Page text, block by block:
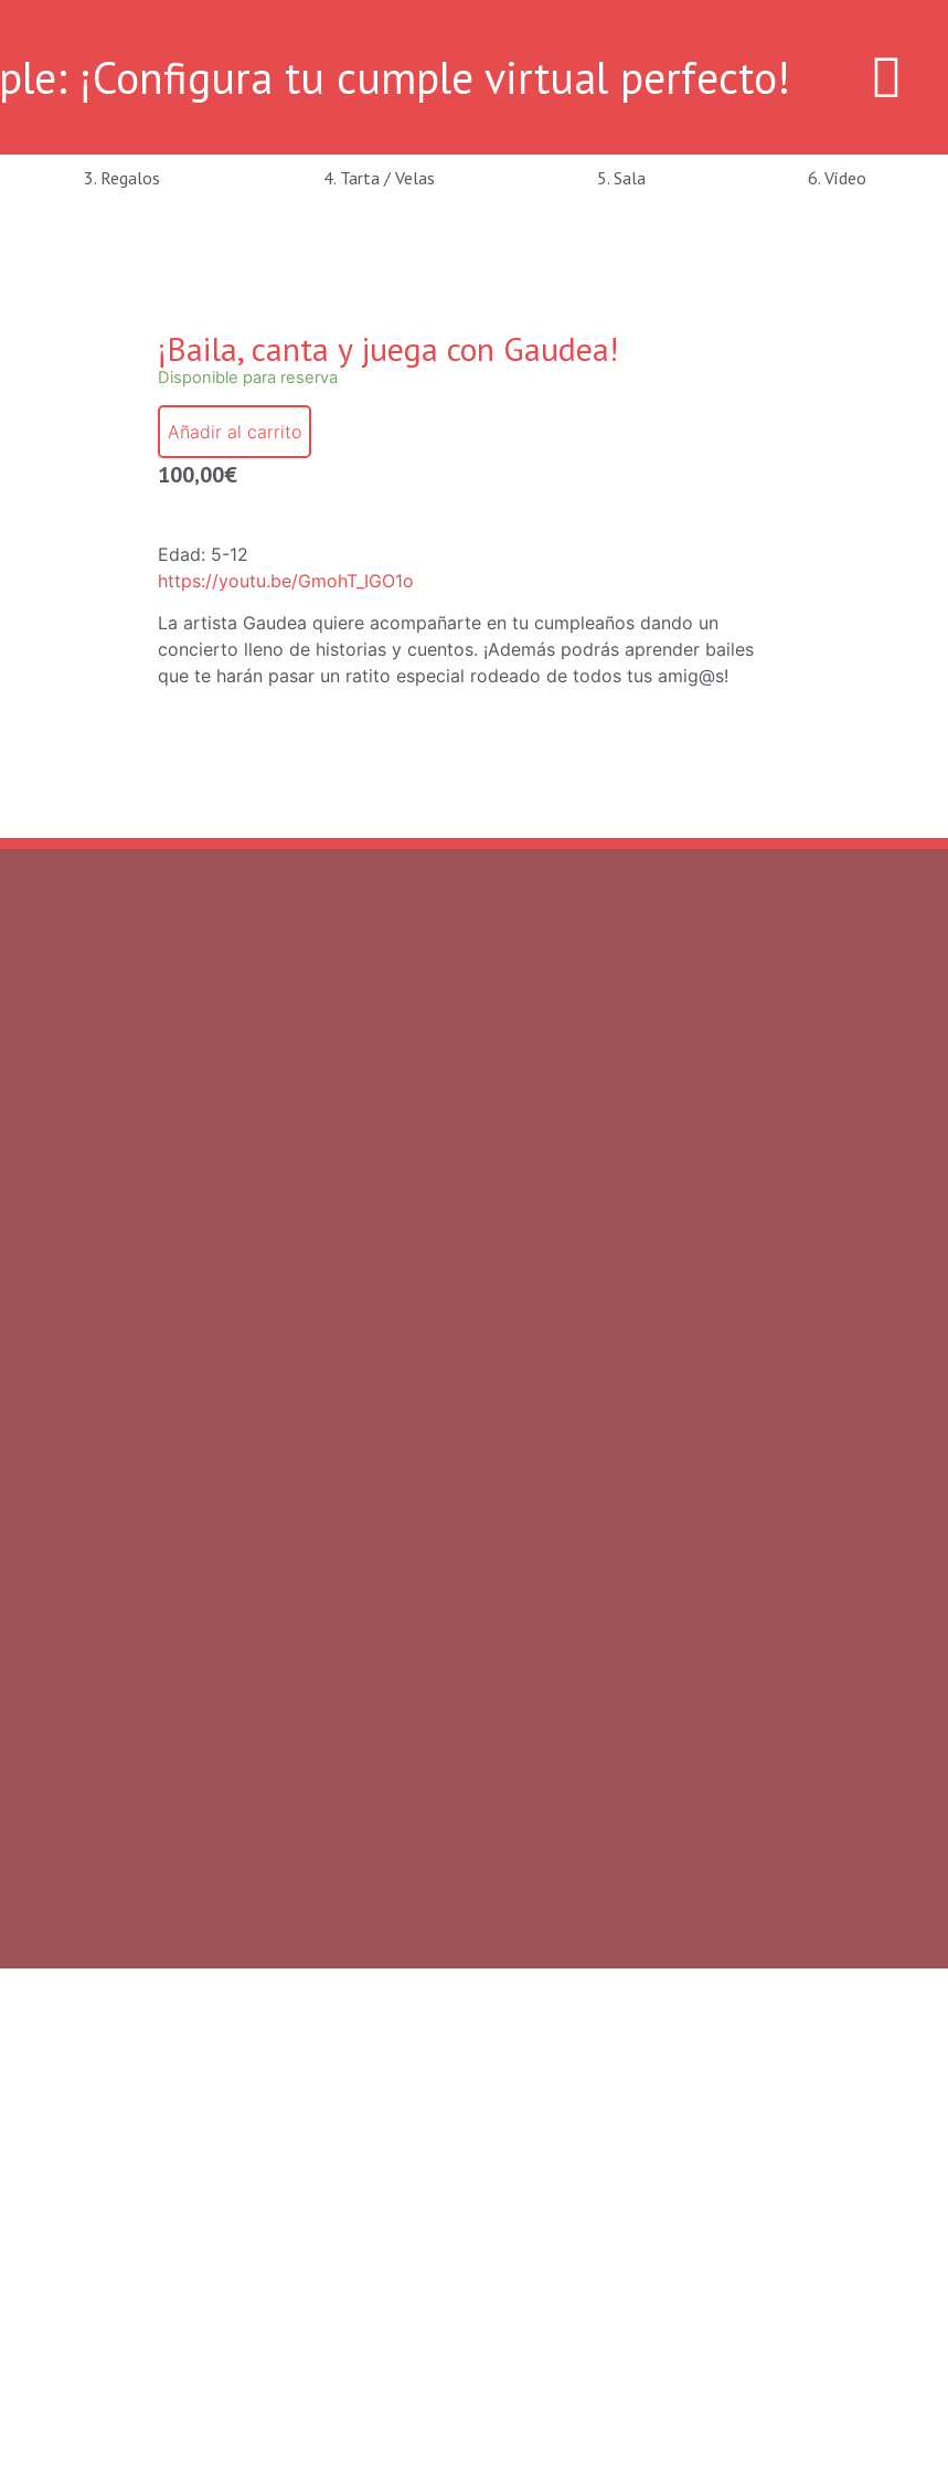
¡Configura tu cumple virtual perfecto!
3. Regalos 4. Tarta / Velas 5. Sala 6. Vídeo
¡Baila, canta y juega con Gaudea!
Disponible para reserva
Añadir al carrito
100,00€
Edad: 5-12
https://youtu.be/GmohT_IGO1o
La artista Gaudea quiere acompañarte en tu cumpleaños dando un
concierto lleno de historias y cuentos. ¡Además podrás aprender bailes
que te harán pasar un ratito especial rodeado de todos tus amig@s!